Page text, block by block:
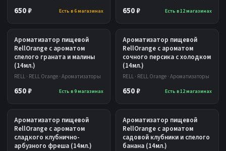
650 ₽ Есть в 6 магазинах 650 ₽ Есть в 12 магазинах
Ароматизатор пищевой
RellOrange с ароматом
спелого граната и малины
(14мл.)
RELL · RELL Orange · Ароматизаторы
650 ₽ Есть в 9 магазинах
Ароматизатор пищевой
RellOrange с ароматом
сочного персика с холодком
(14мл.)
RELL · RELL Orange · Ароматизаторы
650 ₽ Есть в 12 магазинах
Ароматизатор пищевой
RellOrange с ароматом
сладкого клубнично-
арбузного фреша (14мл.)
Ароматизатор пищевой
RellOrange с ароматом
садовой клубники и спелого
банана (14мл.)